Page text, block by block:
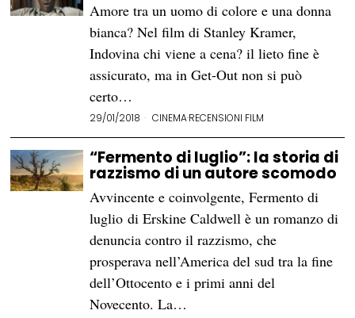
Amore tra un uomo di colore e una donna
bianca? Nel film di Stanley Kramer,
Indovina chi viene a cena? il lieto fine è
assicurato, ma in Get-Out non si può
certo…
29/01/2018 CINEMA·RECENSIONI FILM
“Fermento di luglio”: la storia di
razzismo di un autore scomodo
Avvincente e coinvolgente, Fermento di
luglio di Erskine Caldwell è un romanzo di
denuncia contro il razzismo, che
prosperava nell’America del sud tra la fine
dell’Ottocento e i primi anni del
Novecento. La…